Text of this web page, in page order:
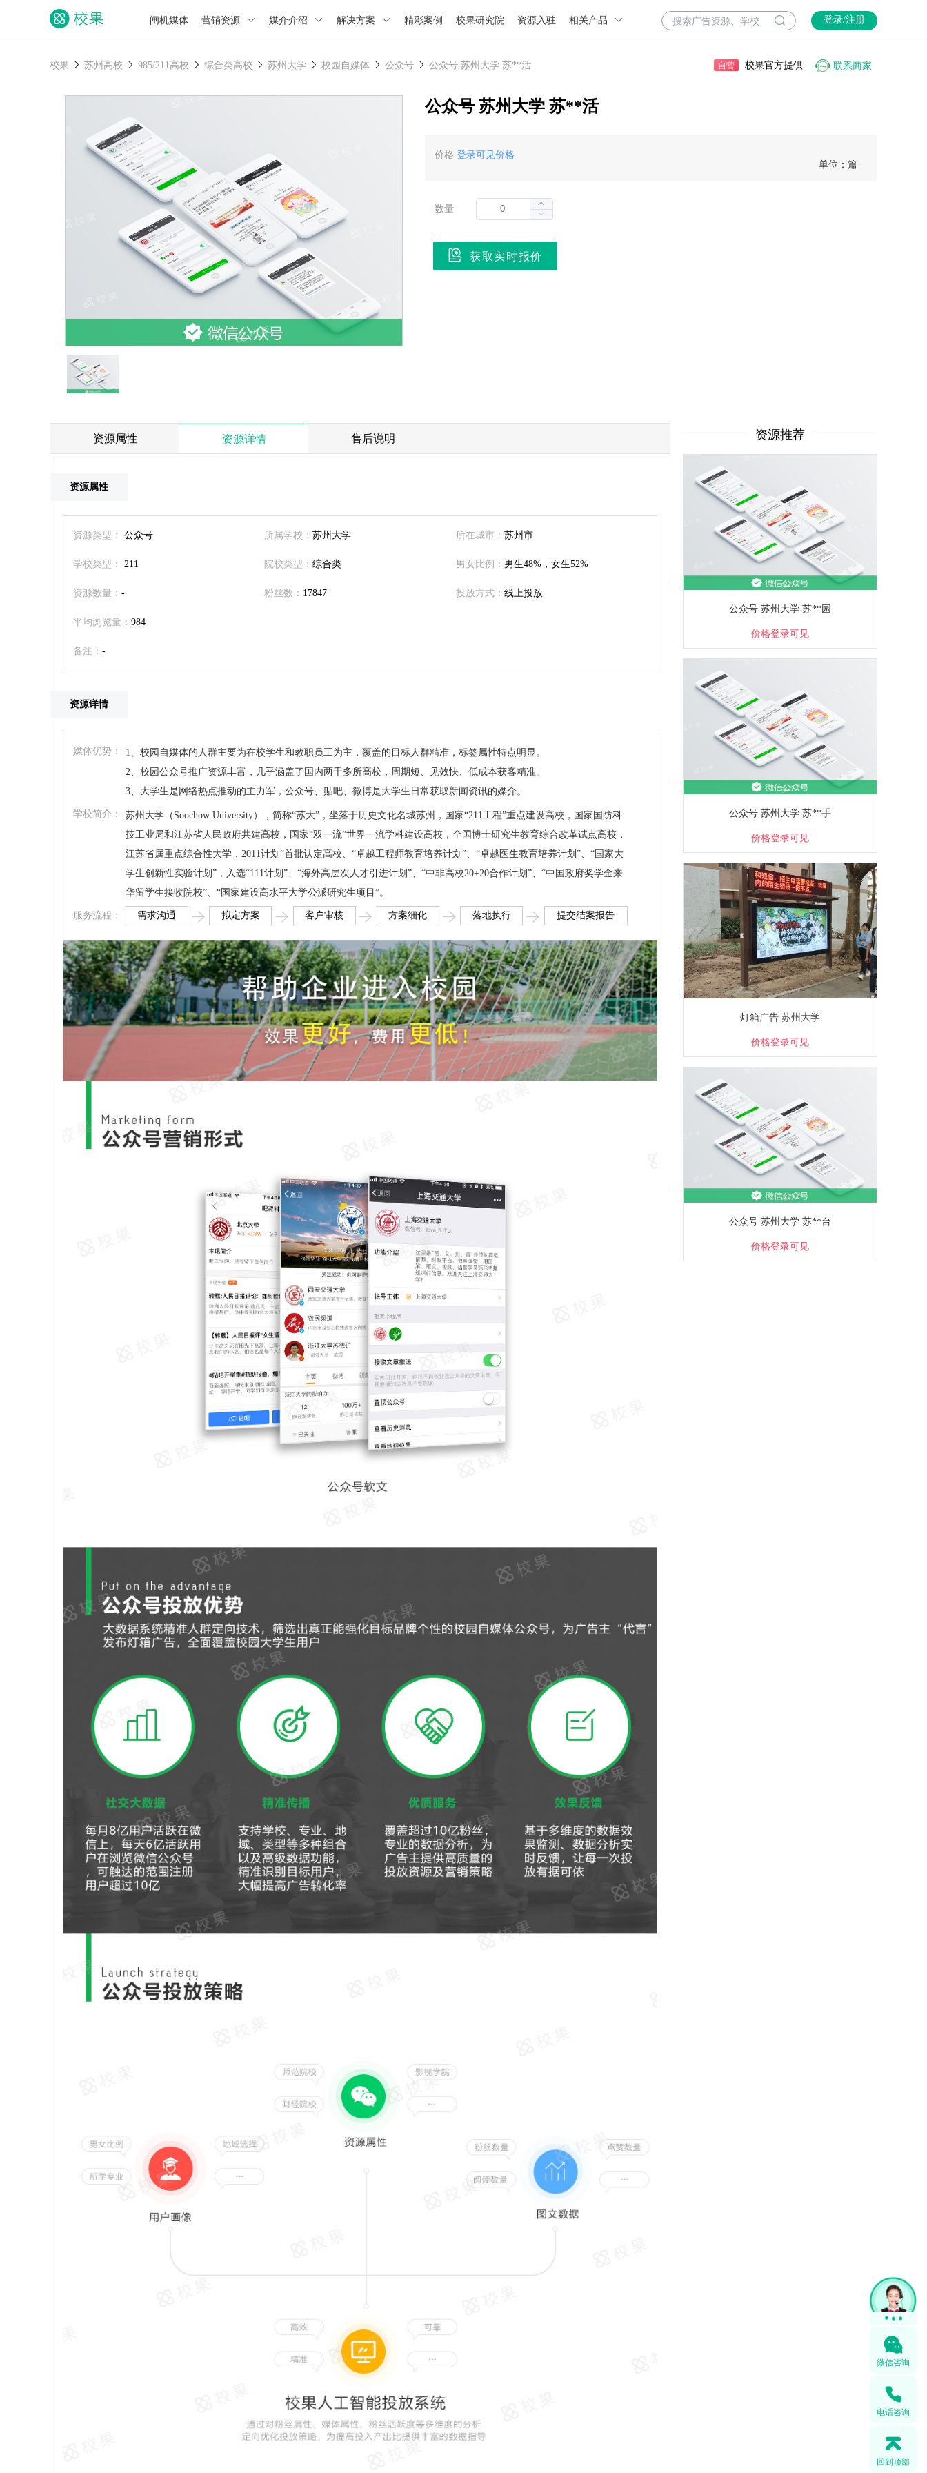
闸机媒体 营销资源 媒介介绍 解决方案 精彩案例 校果研究院 资源入驻 相关产品 登录/注册
校果 苏州高校 985/211高校 综合类高校 苏州大学 校园自媒体 公众号 公众号 苏州大学 苏**活 自营 校果官方提供 联系商家
公众号 苏州大学 苏**活
价格 登录可见价格
单位：篇
数量
获取实时报价
资源属性 资源详情 售后说明
资源属性
资源类型： 公众号 所属学校：苏州大学 所在城市： 苏州市
学校类型： 211 院校类型：综合类 男女比例： 男生48%，女生52%
资源数量： - 粉丝数： 17847 投放方式： 线上投放
平均浏览量： 984
备注： -
资源详情
媒体优势：
1、校园自媒体的人群主要为在校学生和教职员工为主，覆盖的目标人群精准，标签属性特点明显。
2、校园公众号推广资源丰富，几乎涵盖了国内两千多所高校，周期短、见效快、低成本获客精准。
3、大学生是网络热点推动的主力军，公众号、贴吧、微博是大学生日常获取新闻资讯的媒介。
学校简介：
苏州大学（Soochow University），简称“苏大”，坐落于历史文化名城苏州，国家“211工程”重点建设高校，国家国防科
技工业局和江苏省人民政府共建高校，国家“双一流”世界一流学科建设高校，全国博士研究生教育综合改革试点高校，
江苏省属重点综合性大学，2011计划”首批认定高校、“卓越工程师教育培养计划”、“卓越医生教育培养计划”、“国家大
学生创新性实验计划”，入选“111计划”、“海外高层次人才引进计划”、“中非高校20+20合作计划”、“中国政府奖学金来
华留学生接收院校”、“国家建设高水平大学公派研究生项目”。
服务流程： 需求沟通 拟定方案 客户审核 方案细化 落地执行 提交结案报告
资源推荐
公众号 苏州大学 苏**园
价格登录可见
公众号 苏州大学 苏**手
价格登录可见
灯箱广告 苏州大学
价格登录可见
公众号 苏州大学 苏**台
价格登录可见
微信咨询
电话咨询
回到顶部